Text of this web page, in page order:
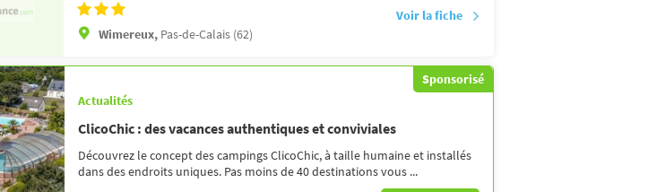
Wimereux, Pas-de-Calais (62)
Voir la fiche
Sponsorisé
Actualités
ClicoChic : des vacances authentiques et conviviales
Découvrez le concept des campings ClicoChic, à taille humaine et installés
dans des endroits uniques. Pas moins de 40 destinations vous ...